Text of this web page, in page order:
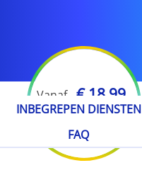
Vanaf € 18,99
/ jaar
INBEGREPEN DIENSTEN
FAQ